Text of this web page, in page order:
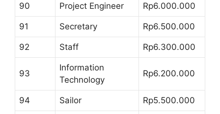
90 Project Engineer Rp6.000.000
91 Secretary Rp6.500.000
92 Staff Rp6.300.000
93
Information
Technology
Rp6.200.000
94 Sailor Rp5.500.000